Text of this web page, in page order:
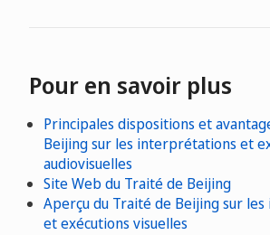
Pour en savoir plus
Principales dispositions et
Beijing sur les interprétations et
audiovisuelles
Site Web du Traité de Beijing
Aperçu du Traité de Beijing sur
et exécutions visuelles